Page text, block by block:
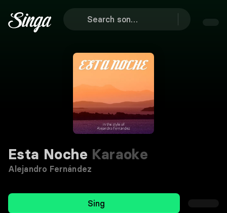
Esta Noche Karaoke
Alejandro Fernández
Sing